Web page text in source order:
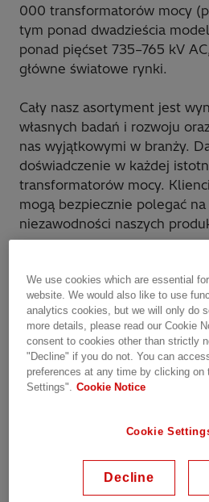
000 transformatorów mocy
tym ponad dwadzieścia
ponad pięćset 735–765 kV
główne światowe rynki.
Cały nasz asortyment jest
własnych badań i rozwoju
nas wyjątkowymi w branży.
doświadczenie w każdej
transformatorów mocy.
mogą bezpiecznie polegać na
niezawodności naszych
Pionierska technologia –
branży w zakresie zwarć
Wiodący w branży
awariami (MTBF)”
Kompletny pakiet obsługi
We use cookies which are essential
website. We would also like to use
analytics cookies, but we will only do
more details, please read our Cookie
consent to cookies other than strictly
"Decline" if you do not. You can
preferences at any time by clicking on
Settings".
Cookie Notice
Cookie
Decline